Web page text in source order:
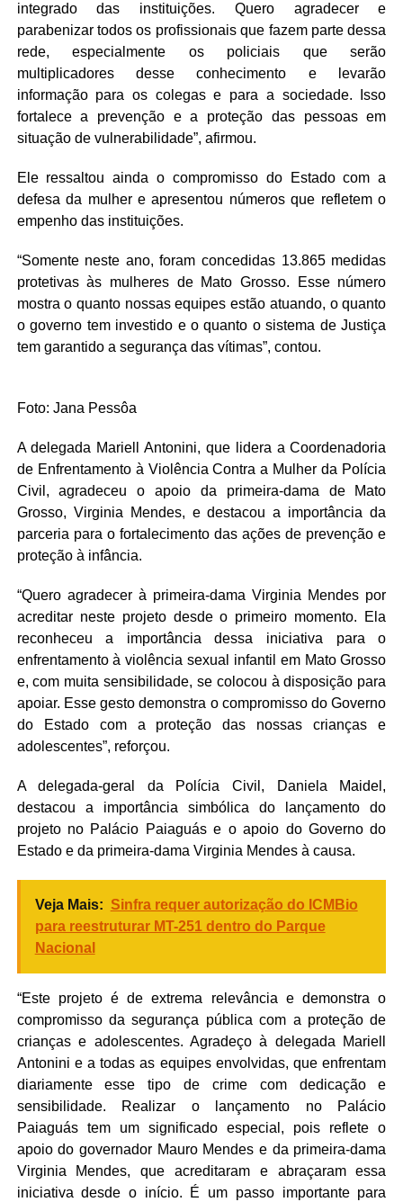
integrado das instituições. Quero agradecer e
parabenizar todos os profissionais que fazem parte dessa
rede, especialmente os policiais que serão
multiplicadores desse conhecimento e levarão
informação para os colegas e para a sociedade. Isso
fortalece a prevenção e a proteção das pessoas em
situação de vulnerabilidade”, afirmou.
Ele ressaltou ainda o compromisso do Estado com a
defesa da mulher e apresentou números que refletem o
empenho das instituições.
“Somente neste ano, foram concedidas 13.865 medidas
protetivas às mulheres de Mato Grosso. Esse número
mostra o quanto nossas equipes estão atuando, o quanto
o governo tem investido e o quanto o sistema de Justiça
tem garantido a segurança das vítimas”, contou.
Foto: Jana Pessôa
A delegada Mariell Antonini, que lidera a Coordenadoria
de Enfrentamento à Violência Contra a Mulher da Polícia
Civil, agradeceu o apoio da primeira-dama de Mato
Grosso, Virginia Mendes, e destacou a importância da
parceria para o fortalecimento das ações de prevenção e
proteção à infância.
“Quero agradecer à primeira-dama Virginia Mendes por
acreditar neste projeto desde o primeiro momento. Ela
reconheceu a importância dessa iniciativa para o
enfrentamento à violência sexual infantil em Mato Grosso
e, com muita sensibilidade, se colocou à disposição para
apoiar. Esse gesto demonstra o compromisso do Governo
do Estado com a proteção das nossas crianças e
adolescentes”, reforçou.
A delegada-geral da Polícia Civil, Daniela Maidel,
destacou a importância simbólica do lançamento do
projeto no Palácio Paiaguás e o apoio do Governo do
Estado e da primeira-dama Virginia Mendes à causa.
Veja Mais: Sinfra requer autorização do ICMBio
para reestruturar MT-251 dentro do Parque
Nacional
“Este projeto é de extrema relevância e demonstra o
compromisso da segurança pública com a proteção de
crianças e adolescentes. Agradeço à delegada Mariell
Antonini e a todas as equipes envolvidas, que enfrentam
diariamente esse tipo de crime com dedicação e
sensibilidade. Realizar o lançamento no Palácio
Paiaguás tem um significado especial, pois reflete o
apoio do governador Mauro Mendes e da primeira-dama
Virginia Mendes, que acreditaram e abraçaram essa
iniciativa desde o início. É um passo importante para